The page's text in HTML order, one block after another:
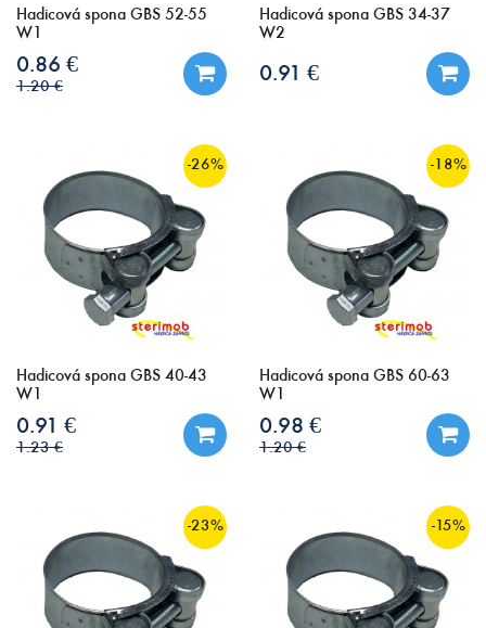
Hadicová spona GBS 52-55
W1
0.86 €
1.20 €
Hadicová spona GBS 34-37
W2
0.91 €
-26%
Hadicová spona GBS 40-43
W1
0.91 €
1.23 €
-18%
Hadicová spona GBS 60-63
W1
0.98 €
1.20 €
-23% -15%